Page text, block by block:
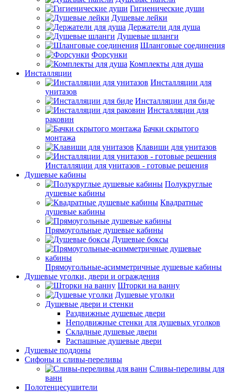
Гигиенические души
Душевые лейки
Держатели для душа
Душевые шланги
Шланговые соединения
Форсунки
Комплекты для душа
Инсталляции
Инсталляции для
унитазов
Инсталляции для биде
Инсталляции для
раковин
Бачки скрытого
монтажа
Клавиши для унитазов
Инсталляции для унитазов - готовые решения
Душевые кабины
Полукруглые
душевые кабины
Квадратные
душевые кабины
Прямоугольные душевые кабины
Душевые боксы
Прямоугольные-асимметричные душевые кабины
Душевые уголки, двери и ограждения
Шторки на ванну
Душевые уголки
Душевые двери и стенки
Раздвижные душевые двери
Неподвижные стенки для душевых уголков
Складные душевые двери
Распашные душевые двери
Душевые поддоны
Сифоны и сливы-переливы
Сливы-переливы для
ванн
Полотенцесушители